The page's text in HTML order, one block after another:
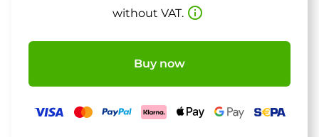
without VAT. info_outline
Buy now